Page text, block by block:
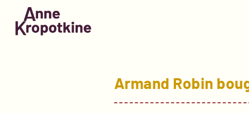
content
Armand Robin